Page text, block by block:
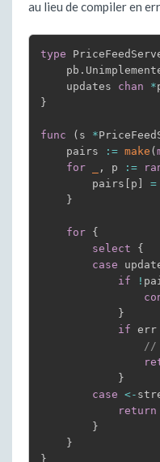
au lieu de compiler en
type
    pb
.
    updates
chan *
}
func ( s *
    pairs
:= make (
for
, p :=
        pairs
p =
}
for {
select
{
case
if
!
}
if err
//
}
case <-
return
}
}
}